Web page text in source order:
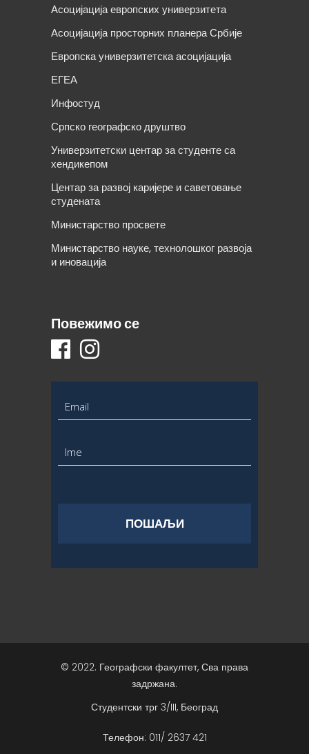
Асоцијација европских универзитета
Асоцијација просторних планера Србије
Европска универзитетска асоцијација
ЕГЕА
Инфостуд
Српско географско друштво
Универзитетски центар за студенте са
хендикепом
Центар за развој каријере и саветовање
студената
Министарство просвете
Министарство науке, технолошког развоја
и иновација
Повежимо се
© 2022. Географски факултет, Сва права
задржана.
Студентски трг 3/III, Београд
Телефон: 011/ 2637 421